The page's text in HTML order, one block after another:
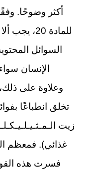
للمادة
السوائل
الإنسان
وعلاوة على
تخلق انطباعًا
زيت
غذائي). فمعظم
فسرت هذه